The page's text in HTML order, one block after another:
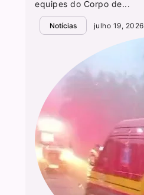
equipes do Corpo de...
Notícias julho 19, 2026